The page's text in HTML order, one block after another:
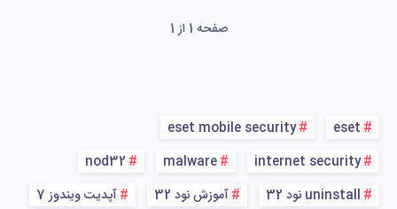
صفحه 1 از 1
eset
eset mobile security
internet security
malware
nod32
uninstall نود 32
آموزش نود 32
آپدیت ویندوز 7